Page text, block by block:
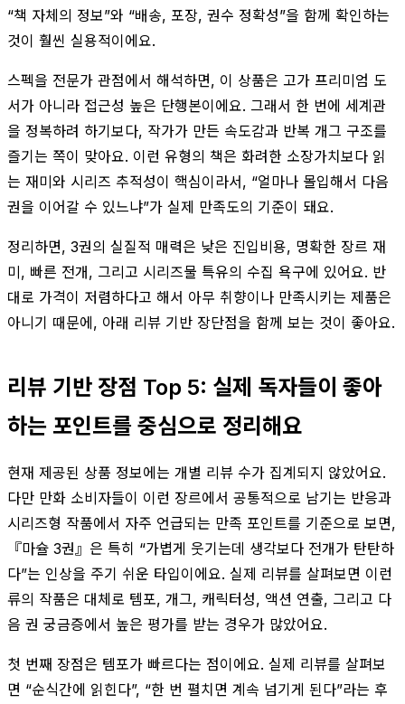
“책 자체의 정보”와 “배송, 포장, 권수 정확성”을 함께 확인하는
것이 훨씬 실용적이에요.
스펙을 전문가 관점에서 해석하면, 이 상품은 고가 프리미엄 도
서가 아니라 접근성 높은 단행본이에요. 그래서 한 번에 세계관
을 정복하려 하기보다, 작가가 만든 속도감과 반복 개그 구조를
즐기는 쪽이 맞아요. 이런 유형의 책은 화려한 소장가치보다 읽
는 재미와 시리즈 추적성이 핵심이라서, “얼마나 몰입해서 다음
권을 이어갈 수 있느냐”가 실제 만족도의 기준이 돼요.
정리하면, 3권의 실질적 매력은 낮은 진입비용, 명확한 장르 재
미, 빠른 전개, 그리고 시리즈물 특유의 수집 욕구에 있어요. 반
대로 가격이 저렴하다고 해서 아무 취향이나 만족시키는 제품은
아니기 때문에, 아래 리뷰 기반 장단점을 함께 보는 것이 좋아요.
리뷰 기반 장점 Top 5: 실제 독자들이 좋아
하는 포인트를 중심으로 정리해요
현재 제공된 상품 정보에는 개별 리뷰 수가 집계되지 않았어요.
다만 만화 소비자들이 이런 장르에서 공통적으로 남기는 반응과
시리즈형 작품에서 자주 언급되는 만족 포인트를 기준으로 보면,
『마슐 3권』은 특히 “가볍게 웃기는데 생각보다 전개가 탄탄하
다”는 인상을 주기 쉬운 타입이에요. 실제 리뷰를 살펴보면 이런
류의 작품은 대체로 템포, 개그, 캐릭터성, 액션 연출, 그리고 다
음 권 궁금증에서 높은 평가를 받는 경우가 많았어요.
첫 번째 장점은 템포가 빠르다는 점이에요. 실제 리뷰를 살펴보
면 “순식간에 읽힌다”, “한 번 펼치면 계속 넘기게 된다”라는 후